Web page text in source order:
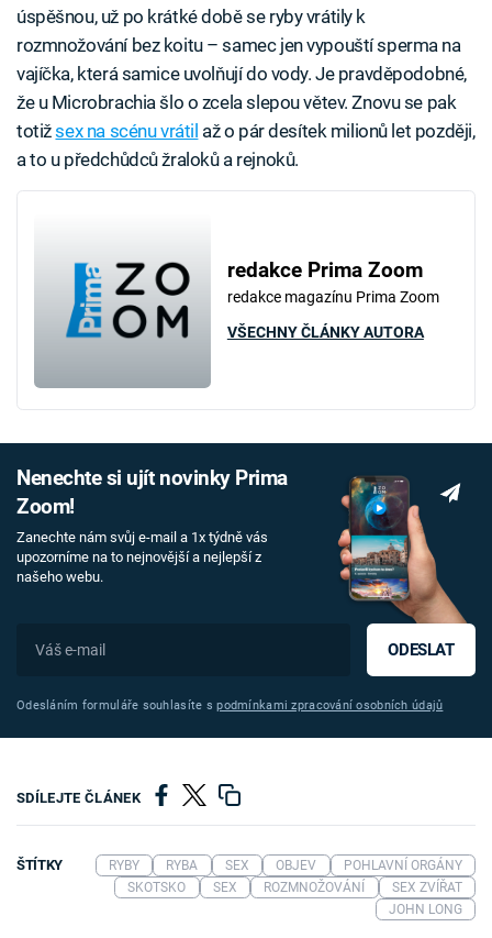
úspěšnou, už po krátké době se ryby vrátily k
rozmnožování bez koitu – samec jen vypouští sperma na
vajíčka, která samice uvolňují do vody. Je pravděpodobné,
že u Microbrachia šlo o zcela slepou větev. Znovu se pak
totižsex na scénu vrátil až o pár desítek milionů let později,
a to u předchůdců žraloků a rejnoků.
redakce Prima Zoom
redakce magazínu Prima Zoom
VŠECHNY ČLÁNKY AUTORA
Nenechte si ujít novinky Prima
Zoom!
Zanechte nám svůj e-mail a 1x týdně vás
upozorníme na to nejnovější a nejlepší z
našeho webu.
ODESLAT
Odesláním formuláře souhlasíte spodmínkami zpracování osobních údajů
SDÍLEJTE ČLÁNEK
ŠTÍTKY RYBY RYBA SEX OBJEV
POHLAVNÍ ORGÁNY
SKOTSKO
SEX ROZMNOŽOVÁNÍ
SEX ZVÍŘAT
JOHN LONG